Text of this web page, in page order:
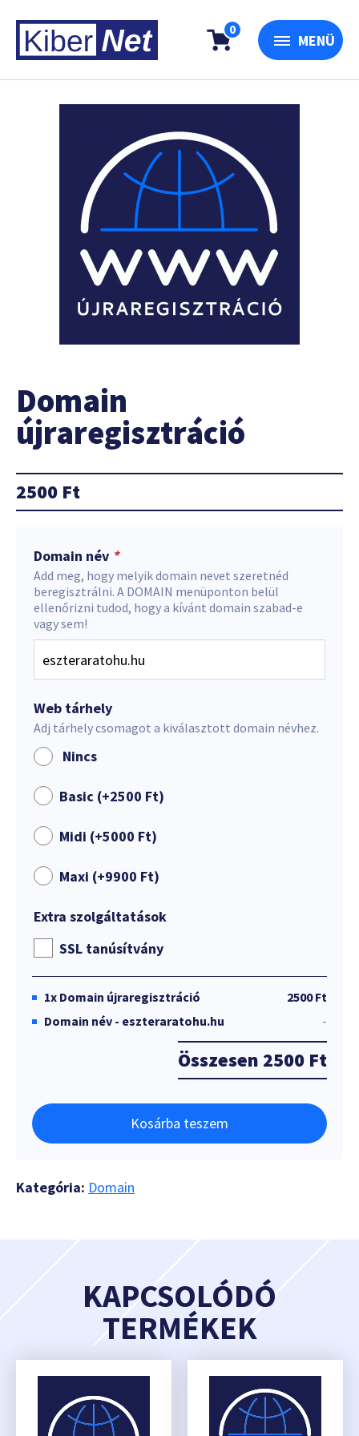
0
MENÜ
Domain
újraregisztráció
2500 Ft
Domain név *
Add meg, hogy melyik domain nevet szeretnéd
beregisztrálni. A DOMAIN menüponton belül
ellenőrizni tudod, hogy a kívánt domain szabad-e
vagy sem!
Web tárhely
Adj tárhely csomagot a kiválasztott domain névhez.
Nincs
Basic (+2500 Ft)
Midi (+5000 Ft)
Maxi (+9900 Ft)
Extra szolgáltatások
SSL tanúsítvány
1x Domain újraregisztráció
2500 Ft
Domain név - eszteraratohu.hu
-
Összesen 2500 Ft
Kosárba teszem
Kategória: Domain
KAPCSOLÓDÓ
TERMÉKEK